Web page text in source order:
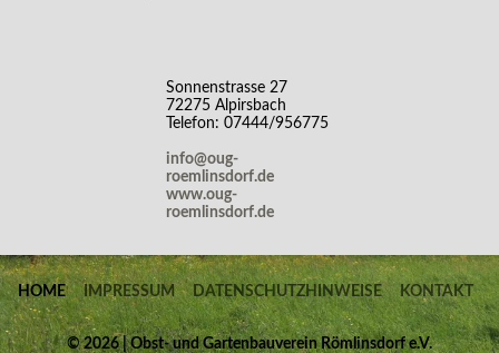
Sonnenstrasse 27
72275 Alpirsbach
Telefon: 07444/956775
info@oug-
roemlinsdorf.de
www.oug-
roemlinsdorf.de
HOME IMPRESSUM DATENSCHUTZHINWEISE KONTAKT
©2026 | Obst- und Gartenbauverein Römlinsdorf e.V.